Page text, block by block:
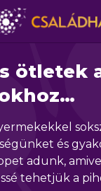
ötletek
és
adunk, amivel
tehetjük a